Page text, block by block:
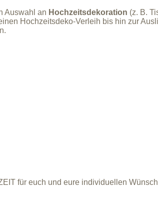
Auswahl an Hochzeitsdekoration (z. B.
Hochzeitsdeko-Verleih bis hin zur
für euch und eure individuellen